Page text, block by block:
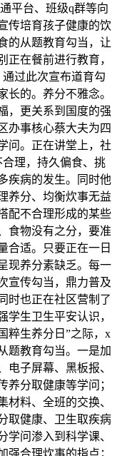
平台、班级q群等向
传培育孩子健康的饮
的从题教育勾当，让
正在餐前进行教育，
过此次宣布道育勾
长的。养分不雅念。
，更关系到国度的强
办事核心蔡大夫为四
问。正在讲堂上，社
理，持久偏食、挑
疾病的发生。同时他
养分、均衡炊事无益
配不合理形成的某些
食物没有之分，要准
合适。只要正在一日
现养分素缺乏。每一
宣传勾当，鼎力普及
时也正在社区营制了
学生卫生平安认识，
粹生养分日”之际，x
题教育勾当。一是加
电子屏幕、黑板报、
养分取健康等学问；
材料、全班的交换、
取健康、卫生取疾病
学问渗入到科学课、